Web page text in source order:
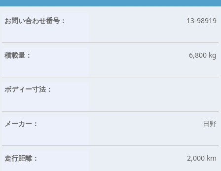
お問い合わせ番号： 13-98919
積載量： 6,800 kg
ボディー寸法：
メーカー： 日野
走行距離： 2,000 km